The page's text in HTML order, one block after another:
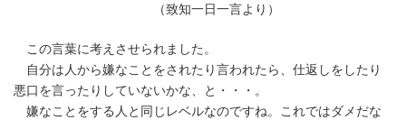
（致知一日一言より）
この言葉に考えさせられました。
自分は人から嫌なことをされたり言われたら、仕返しをしたり
悪口を言ったりしていないかな、と・・・。
嫌なことをする人と同じレベルなのですね。これではダメだな